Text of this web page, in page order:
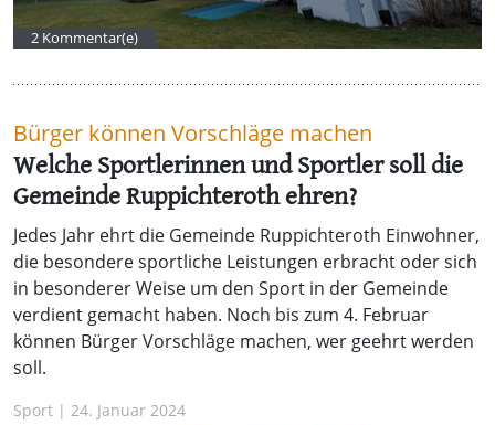
2 Kommentar(e)
Bürger können Vorschläge machen
Welche Sportlerinnen und Sportler soll die
Gemeinde Ruppichteroth ehren?
Jedes Jahr ehrt die Gemeinde Ruppichteroth Einwohner,
die besondere sportliche Leistungen erbracht oder sich
in besonderer Weise um den Sport in der Gemeinde
verdient gemacht haben. Noch bis zum 4. Februar
können Bürger Vorschläge machen, wer geehrt werden
soll.
Sport | 24. Januar 2024